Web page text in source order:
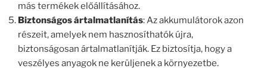
más termékek előállításához.
Biztonságos ártalmatlanítás: Az akkumulátorok azon
részeit, amelyek nem hasznosíthatók újra,
biztonságosan ártalmatlanítják. Ez biztosítja, hogy a
veszélyes anyagok ne kerüljenek a környezetbe.